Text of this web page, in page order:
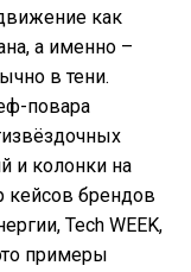
как
а именно –
в тени.
повара
и колонки на
кейсов брендов
Tech WEEK,
примеры